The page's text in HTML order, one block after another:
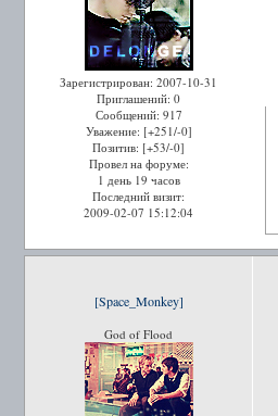
Зарегистрирован: 2007-10-31
Приглашений: 0
Сообщений: 917
Уважение: [+251/-0]
Позитив: [+53/-0]
Провел на форуме:
1 день 19 часов
Последний визит:
2009-02-07 15:12:04
[Space_Monkey]
God of Flood